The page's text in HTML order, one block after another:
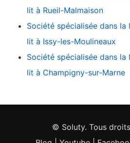
lit à Rueil-Malmaison
Société spécialisée dans
lit à Issy-les-Moulineaux
Société spécialisée dans
lit à Champigny-sur-Marne
© Soluty. Tous